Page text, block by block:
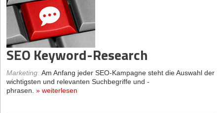
SEO Keyword-Research
Marketing: Am Anfang jeder SEO-Kampagne steht die Auswahl der
wichtigsten und relevanten Suchbegriffe und -
phrasen. » weiterlesen